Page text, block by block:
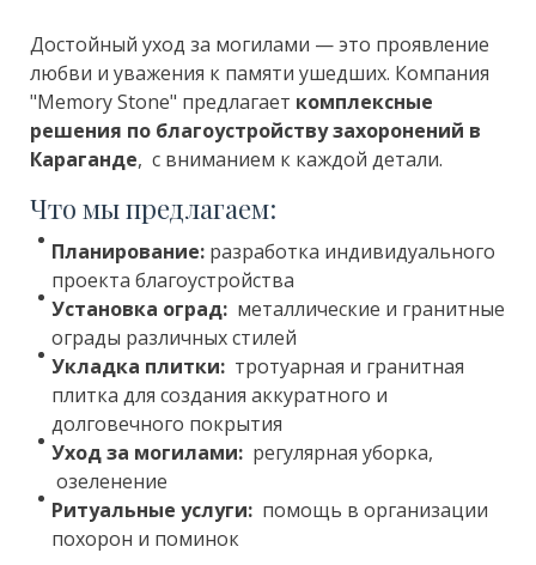
Достойный уход за могилами — это проявление
любви и уважения к памяти ушедших. Компания
"Memory Stone" предлагает комплексные
решения по благоустройству захоронений в
Караганде, с вниманием к каждой детали.
Что мы предлагаем:
Планирование: разработка индивидуального
проекта благоустройства
Установка оград: металлические и гранитные
ограды различных стилей
Укладка плитки: тротуарная и гранитная
плитка для создания аккуратного и
долговечного покрытия
Уход за могилами: регулярная уборка,
озеленение
Ритуальные услуги: помощь в организации
похорон и поминок